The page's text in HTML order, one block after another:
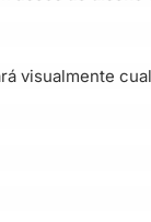
visualmente